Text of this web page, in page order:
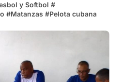
y Softbol #
#Matanzas #Pelota cubana